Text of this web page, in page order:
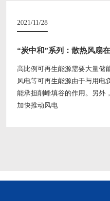
2021/11/28
“炭中和”系列：散热风扇
高比例可再生能源需要大量储
风电等可再生能源由于与用电
能承担削峰填谷的作用。另外
加快推动风电